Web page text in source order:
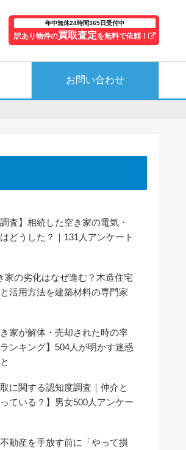
年中無休24時間365日受付中
訳あり物件の買取査定を無料で依頼！
お問い合わせ
調査】相続した空き家の電気・
どうした？｜131人アンケート
家の劣化はなぜ進む？木造住宅
活用方法を建築材料の専門家
き家が解体・売却された時の率
ンキング】504人が明かす迷惑
取に関する認知度調査｜仲介と
ている？】男女500人アンケー
不動産を手放す前に「やって損